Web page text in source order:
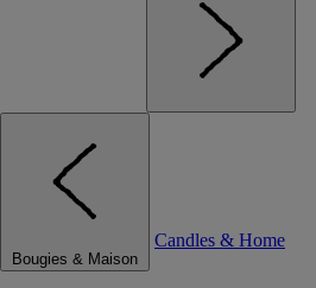
Bougies & Maison
Candles & Home